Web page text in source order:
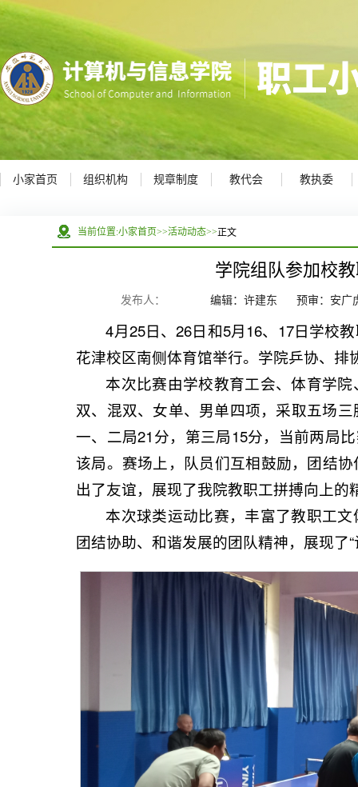
小家首页 组织机构 规章制度 教代会 教执委
当前位置:小家首页>>活动动态>>正文
学院组队参加校
发布人： 编辑：许建东 预审：安广
4月25日、26日和5月16、17日学校
花津校区南侧体育馆举行。学院乒协、排
本次比赛由学校教育工会、体育学
双、混双、女单、男单四项，采取五场
一、二局21分，第三局15分，当前两局
该局。赛场上，队员们互相鼓励，团结
出了友谊，展现了我院教职工拼搏向上的
本次球类运动比赛，丰富了教职工
团结协助、和谐发展的团队精神，展现了